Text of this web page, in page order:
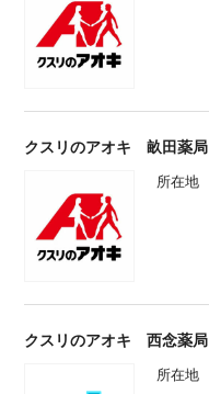
クスリのアオキ 畝田薬局
所在地
クスリのアオキ 西念薬局
所在地